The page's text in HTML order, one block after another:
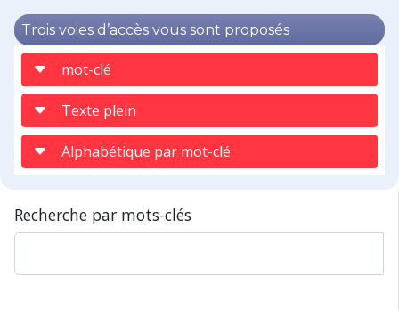
Trois voies d’accès vous sont proposés
mot-clé
Texte plein
Alphabétique par mot-clé
Recherche par mots-clés